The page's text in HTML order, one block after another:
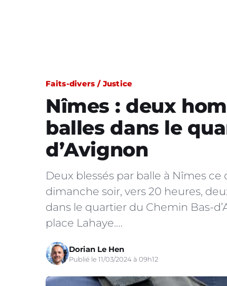
Faits-divers / Justice
Nîmes : deux
balles dans le
d’Avignon
Deux blessés par balle à Nîmes
dimanche soir, vers 20 heures,
dans le quartier du Chemin Bas-
place Lahaye.…
Dorian Le Hen
Publié le 11/03/2024 à 09h12